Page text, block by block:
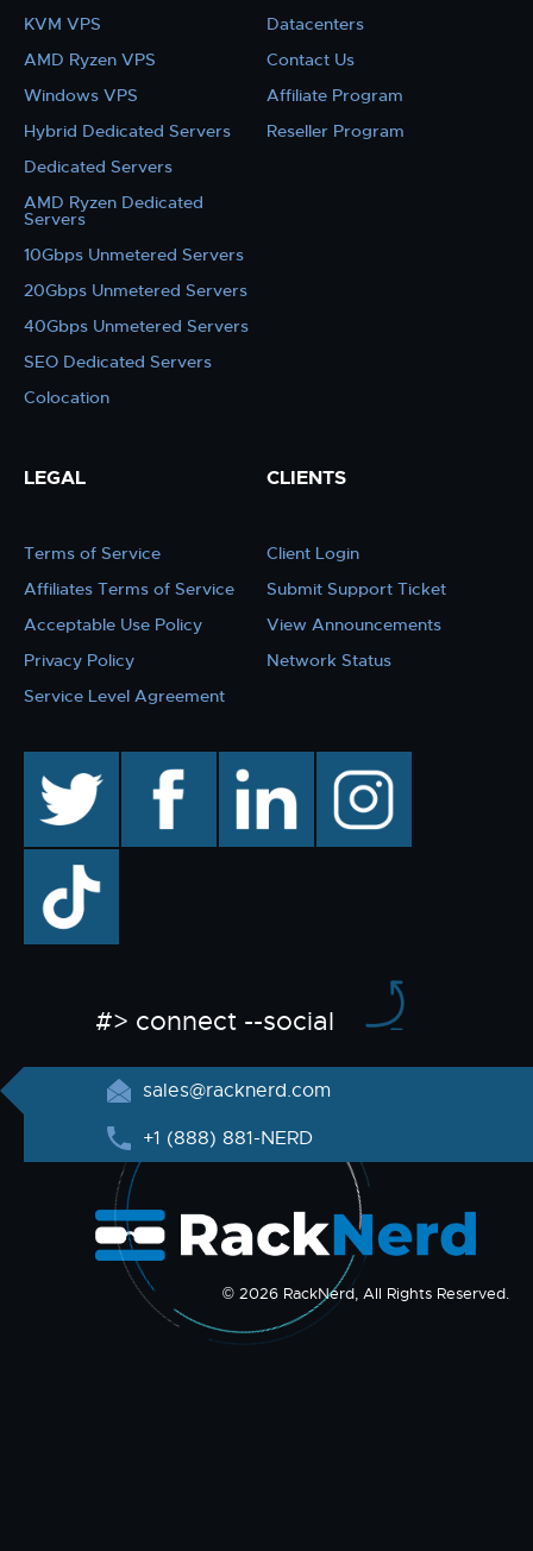
KVM VPS
AMD Ryzen VPS
Windows VPS
Hybrid Dedicated Servers
Dedicated Servers
AMD Ryzen Dedicated
Servers
10Gbps Unmetered Servers
20Gbps Unmetered Servers
40Gbps Unmetered Servers
SEO Dedicated Servers
Colocation
Datacenters
Contact Us
Affiliate Program
Reseller Program
LEGAL
Terms of Service
Affiliates Terms of Service
Acceptable Use Policy
Privacy Policy
Service Level Agreement
CLIENTS
Client Login
Submit Support Ticket
View Announcements
Network Status
facebook linkedin instagram
TikTok
#> connect --social
sales@racknerd.com
+1 (888) 881-NERD
© 2026 RackNerd, All Rights Reserved.